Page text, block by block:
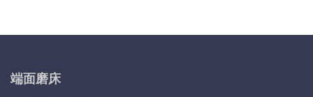
端面磨床